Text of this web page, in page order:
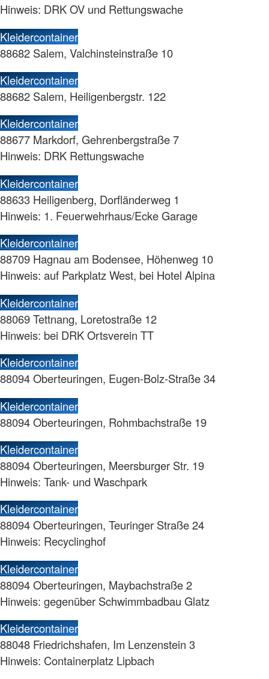
Hinweis: DRK OV und Rettungswache
Kleidercontainer
88682 Salem, Valchinsteinstraße 10
Kleidercontainer
88682 Salem, Heiligenbergstr. 122
Kleidercontainer
88677 Markdorf, Gehrenbergstraße 7
Hinweis: DRK Rettungswache
Kleidercontainer
88633 Heiligenberg, Dorfländerweg 1
Hinweis: 1. Feuerwehrhaus/Ecke Garage
Kleidercontainer
88709 Hagnau am Bodensee, Höhenweg 10
Hinweis: auf Parkplatz West, bei Hotel Alpina
Kleidercontainer
88069 Tettnang, Loretostraße 12
Hinweis: bei DRK Ortsverein TT
Kleidercontainer
88094 Oberteuringen, Eugen-Bolz-Straße 34
Kleidercontainer
88094 Oberteuringen, Rohmbachstraße 19
Kleidercontainer
88094 Oberteuringen, Meersburger Str. 19
Hinweis: Tank- und Waschpark
Kleidercontainer
88094 Oberteuringen, Teuringer Straße 24
Hinweis: Recyclinghof
Kleidercontainer
88094 Oberteuringen, Maybachstraße 2
Hinweis: gegenüber Schwimmbadbau Glatz
Kleidercontainer
88048 Friedrichshafen, Im Lenzenstein 3
Hinweis: Containerplatz Lipbach